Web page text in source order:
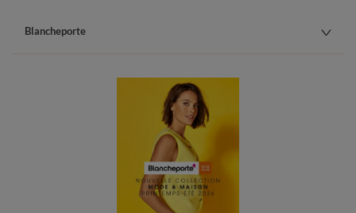
Blancheporte